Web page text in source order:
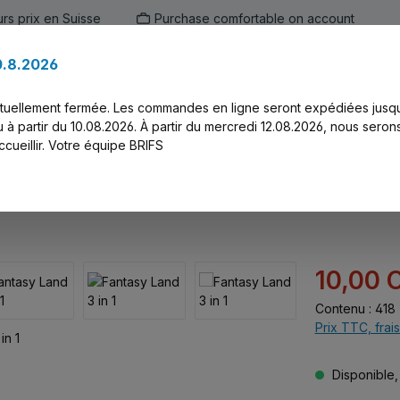
prix en Suisse Purchase comfortable on account
Prix de vente :
10,00
Contenu : 418
Prix TTC,
fermée. Les commandes en ligne seront expédiées
à partir du 10.08.2026. À partir du mercredi 12.08.2026, nous
Votre équipe BRIFS